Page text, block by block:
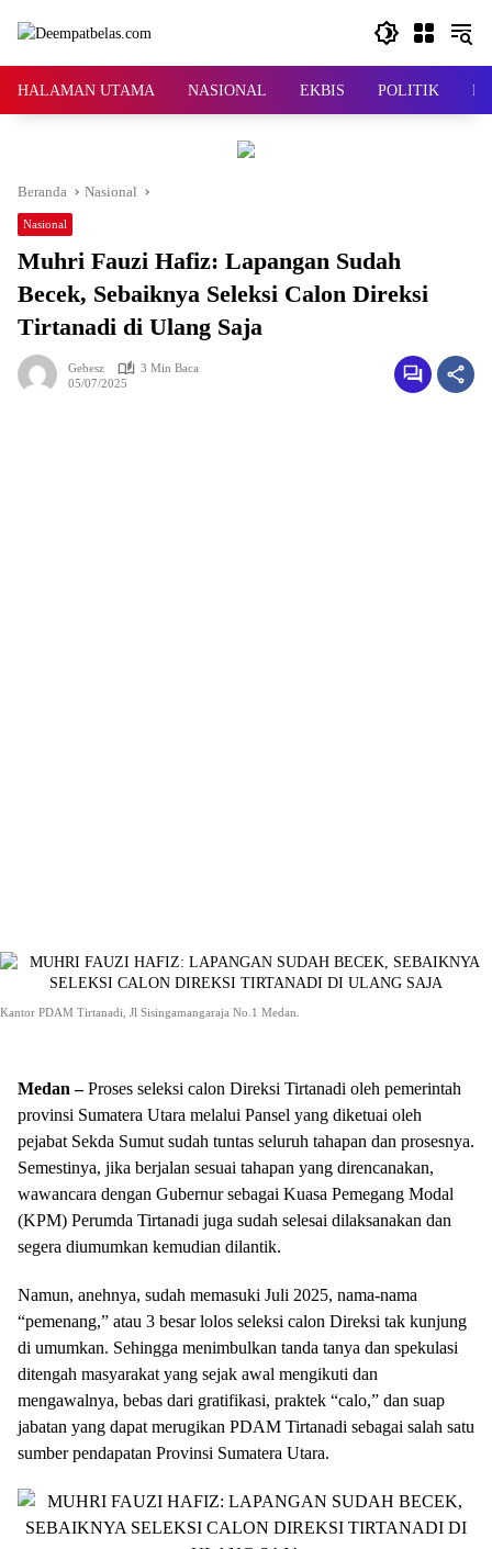
HALAMAN UTAMA NASIONAL EKBIS POLITIK
Beranda Nasional
Nasional
Muhri Fauzi Hafiz: Lapangan Sudah
Becek, Sebaiknya Seleksi Calon Direksi
Tirtanadi di Ulang Saja
Gebesz
3 Min Baca
05/07/2025
Kantor PDAM Tirtanadi, Jl Sisingamangaraja No.1 Medan.
Medan –Proses seleksi calon Direksi Tirtanadi oleh pemerintah
provinsi Sumatera Utara melalui Pansel yang diketuai oleh
pejabat Sekda Sumut sudah tuntas seluruh tahapan dan prosesnya.
Semestinya, jika berjalan sesuai tahapan yang direncanakan,
wawancara dengan Gubernur sebagai Kuasa Pemegang Modal
(KPM) Perumda Tirtanadi juga sudah selesai dilaksanakan dan
segera diumumkan kemudian dilantik.
Namun, anehnya, sudah memasuki Juli 2025, nama-nama
“pemenang,” atau 3 besar lolos seleksi calon Direksi tak kunjung
di umumkan. Sehingga menimbulkan tanda tanya dan spekulasi
ditengah masyarakat yang sejak awal mengikuti dan
mengawalnya, bebas dari gratifikasi, praktek “calo,” dan suap
jabatan yang dapat merugikan PDAM Tirtanadi sebagai salah satu
sumber pendapatan Provinsi Sumatera Utara.